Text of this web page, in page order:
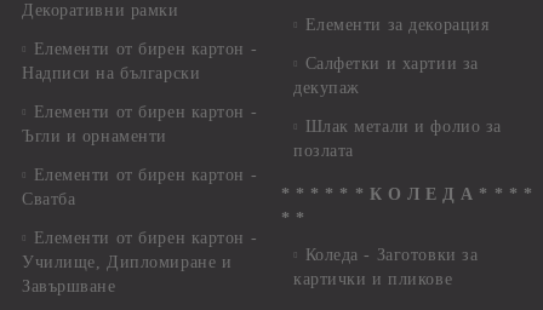
Декоративни рамки
Елементи от бирен картон -
Надписи на български
Елементи от бирен картон -
Ъгли и орнаменти
Елементи от бирен картон -
Сватба
Елементи от бирен картон -
Училище, Дипломиране и
Завършване
Елементи за декорация
Салфетки и хартии за
декупаж
Шлак метали и фолио за
позлата
* * * * * * К О Л Е Д А * * * *
* *
Коледа - Заготовки за
картички и пликове